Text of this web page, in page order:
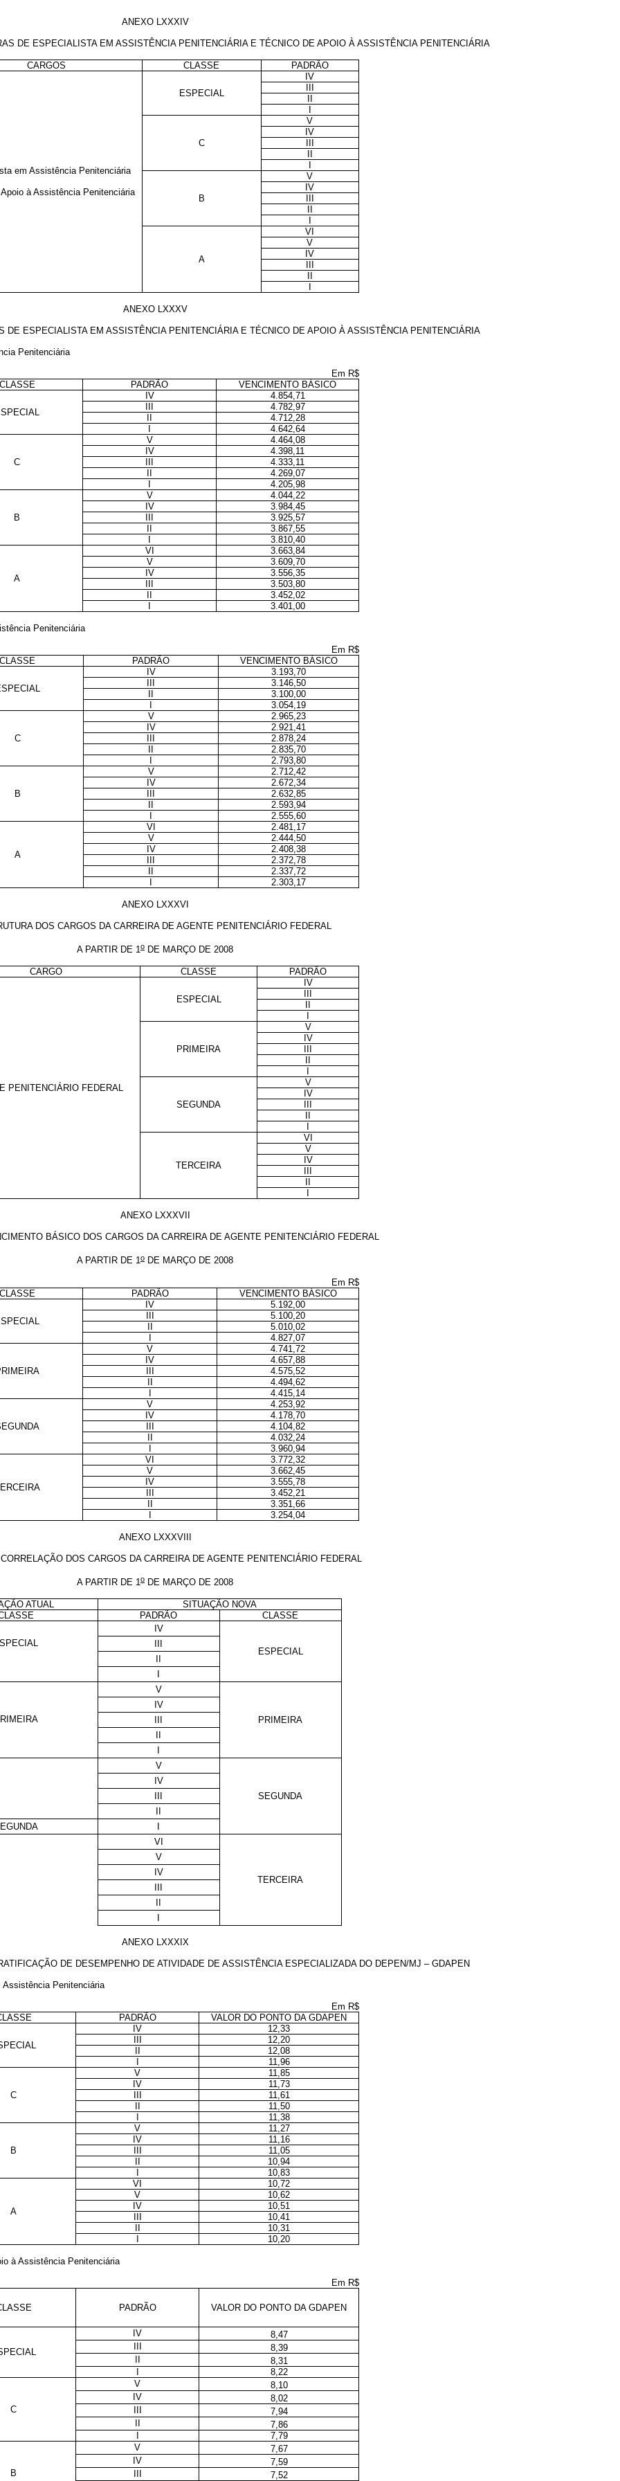
ANEXO LXXXIV
DE ESPECIALISTA EM ASSISTÊNCIA PENITENCIÁRIA E TÉCNICO DE APOIO À ASSISTÊNCIA PENITENCIÁRIA
CARGOS CLASSE PADRÃO
em Assistência Penitenciária
à Assistência Penitenciária
ESPECIAL
IV
C
V
IV
B
V
IV
A
VI
V
IV
ANEXO LXXXV
DE ESPECIALISTA EM ASSISTÊNCIA PENITENCIÁRIA E TÉCNICO DE APOIO À ASSISTÊNCIA PENITENCIÁRIA
Penitenciária
Em R$
PADRÃO VENCIMENTO BÁSICO
IV
4.854,71
4.782,97
4.712,28
4.642,64
C
V
4.464,08
IV
4.398,11
4.333,11
4.269,07
4.205,98
B
V
4.044,22
IV
3.984,45
3.925,57
3.867,55
3.810,40
A
VI
3.663,84
V
3.609,70
IV
3.556,35
3.503,80
3.452,02
3.401,00
Penitenciária
Em R$
CLASSE
PADRÃO VENCIMENTO BÁSICO
IV
3.193,70
3.146,50
3.100,00
3.054,19
C
V
2.965,23
IV
2.921,41
2.878,24
2.835,70
2.793,80
B
V
2.712,42
IV
2.672,34
2.632,85
2.593,94
2.555,60
A
VI
2.481,17
V
2.444,50
IV
2.408,38
2.372,78
2.337,72
2.303,17
ANEXO LXXXVI
DOS CARGOS DA CARREIRA DE AGENTE PENITENCIÁRIO FEDERAL
A PARTIR DE 1o DE MARÇO DE 2008
CARGO CLASSE PADRÃO
PENITENCIÁRIO FEDERAL
ESPECIAL
IV
PRIMEIRA
V
IV
SEGUNDA
V
IV
TERCEIRA
VI
V
IV
ANEXO LXXXVII
BÁSICO DOS CARGOS DA CARREIRA DE AGENTE PENITENCIÁRIO FEDERAL
A PARTIR DE 1o DE MARÇO DE 2008
Em R$
PADRÃO VENCIMENTO BÁSICO
IV
5.192,00
III
5.100,20
II
5.010,02
I
4.827,07
V
4.741,72
IV
4.657,88
III
4.575,52
II
4.494,62
I
4.415,14
V
4.253,92
IV
4.178,70
III
4.104,82
II
4.032,24
I
3.960,94
VI
3.772,32
V
3.662,45
IV
3.555,78
III
3.452,21
II
3.351,66
I
3.254,04
ANEXO LXXXVIII
DOS CARGOS DA CARREIRA DE AGENTE PENITENCIÁRIO FEDERAL
A PARTIR DE 1 o DE MARÇO DE 2008
ATUAL
SITUAÇÃO NOVA
PADRÃO
CLASSE
IV
ESPECIAL
V
PRIMEIRA
IV
V
SEGUNDA
IV
VI
TERCEIRA
V
IV
ANEXO LXXXIX
DE DESEMPENHO DE ATIVIDADE DE ASSISTÊNCIA ESPECIALIZADA DO DEPEN/MJ – GDAPEN
Assistência Penitenciária
Em R$
PADRÃO VALOR DO PONTO DA GDAPEN
IV
12,33
12,20
12,08
11,96
C
V
11,85
IV
11,73
11,61
11,50
11,38
B
V
11,27
IV
11,16
11,05
10,94
10,83
A
VI
10,72
V
10,62
IV
10,51
10,41
10,31
10,20
à Assistência Penitenciária
Em R$
PADRÃO VALOR DO PONTO DA GDAPEN
IV
8,47
8,39
8,31
8,22
C
V
8,10
IV
8,02
7,94
7,86
7,79
B
V
7,67
IV
7,59
7,52